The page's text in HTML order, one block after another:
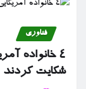
فناوری
۴ خانواده
شکایت کردند